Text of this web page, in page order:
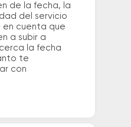
de la fecha, la
del servicio
en cuenta que
a subir a
la fecha
te
con